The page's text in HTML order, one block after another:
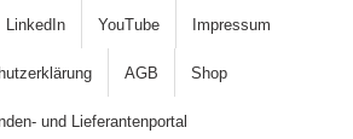
LinkedIn YouTube Impressum
AGB Shop
und Lieferantenportal